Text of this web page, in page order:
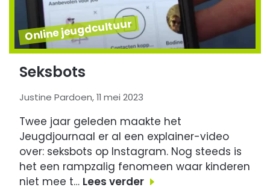
Online jeugdcultuur
Seksbots
Justine Pardoen, 11 mei 2023
Twee jaar geleden maakte het
Jeugdjournaal er al een explainer-video
over: seksbots op Instagram. Nog steeds is
het een rampzalig fenomeen waar kinderen
niet mee t… Lees verder